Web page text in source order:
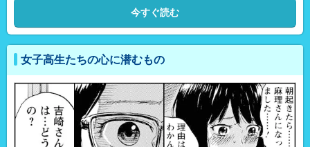
今すぐ読む
女子高生たちの心に潜むもの